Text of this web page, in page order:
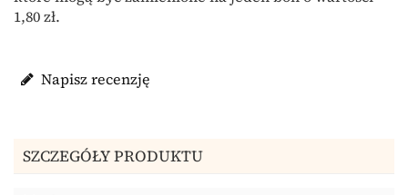
1,80 zł.
Napisz recenzję
SZCZEGÓŁY PRODUKTU